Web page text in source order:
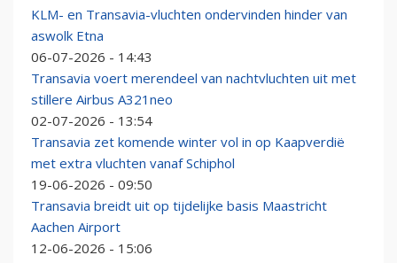
KLM- en Transavia-vluchten ondervinden hinder van
aswolk Etna
06-07-2026 - 14:43
Transavia voert merendeel van nachtvluchten uit met
stillere Airbus A321neo
02-07-2026 - 13:54
Transavia zet komende winter vol in op Kaapverdië
met extra vluchten vanaf Schiphol
19-06-2026 - 09:50
Transavia breidt uit op tijdelijke basis Maastricht
Aachen Airport
12-06-2026 - 15:06